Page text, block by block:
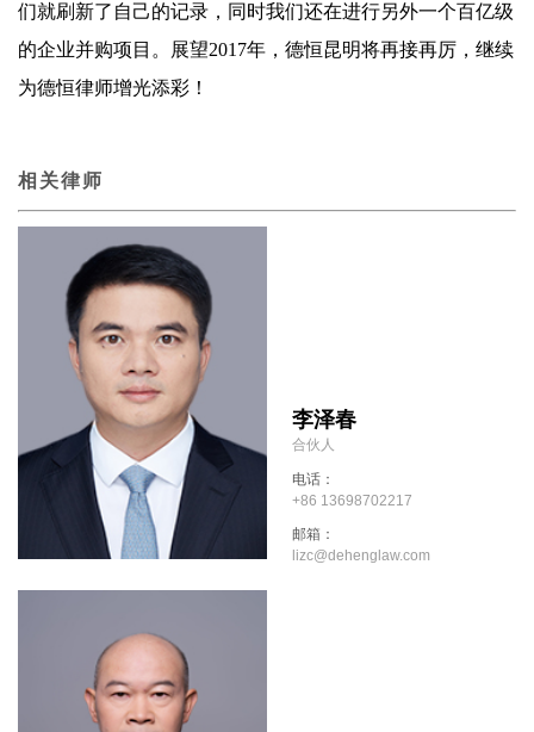
们就刷新了自己的记录，同时我们还在进行另外一个百亿级
的企业并购项目。展望2017年，德恒昆明将再接再厉，继续
为德恒律师增光添彩！
相关律师
李泽春
合伙人
电话：
+86 13698702217
邮箱：
lizc@dehenglaw.com